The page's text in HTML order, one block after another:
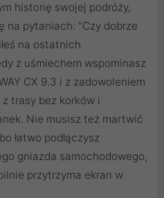
historię swojej podróży,
na pytaniach: "Czy dobrze
na ostatnich
z uśmiechem wspominasz
CX 9.3 i z zadowoleniem
trasy bez korków i
Nie musisz też martwić
łatwo podłączysz
gniazda samochodowego,
przytrzyma ekran w